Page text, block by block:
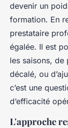
devenir un
formation. En
prestataire
égalée. Il est
les saisons, de
décalé, ou
c’est une
d’efficacité
L'approche